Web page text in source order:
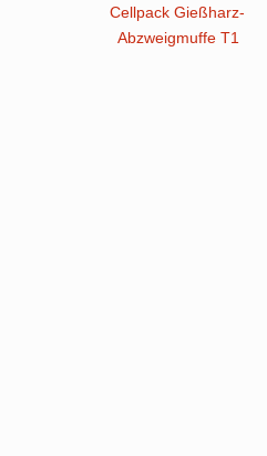
Cellpack Gießharz-
Abzweigmuffe T1